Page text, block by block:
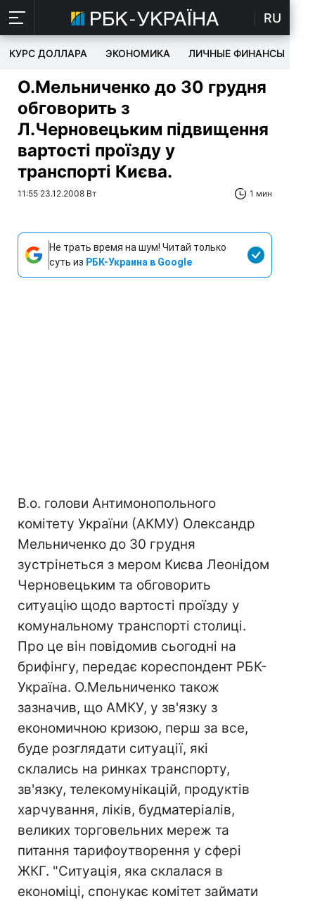
RU
КУРС ДОЛЛАРА ЭКОНОМИКА ЛИЧНЫЕ ФИНАНСЫ
О.Мельниченко до 30 грудня
обговорить з
Л.Черновецьким підвищення
вартості проїзду у
транспорті Києва.
11:55 23.12.2008 Вт 1 мин
Не трать время на шум! Читай только
суть из РБК-Украина в Google
В.о. голови Антимонопольного
комітету України (АКМУ) Олександр
Мельниченко до 30 грудня
зустрінеться з мером Києва Леонідом
Черновецьким та обговорить
ситуацію щодо вартості проїзду у
комунальному транспорті столиці.
Про це він повідомив сьогодні на
брифінгу, передає кореспондент РБК-
Україна. О.Мельниченко також
зазначив, що АМКУ, у зв'язку з
економичною кризою, перш за все,
буде розглядати ситуації, які
склались на ринках транспорту,
зв'язку, телекомунікацій, продуктів
харчування, ліків, будматеріалів,
великих торговельних мереж та
питання тарифоутворення у сфері
ЖКГ. "Ситуація, яка склалася в
економіці, спонукає комітет займати